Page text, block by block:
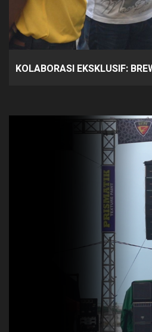
KOLABORASI EKSKLUSIF: